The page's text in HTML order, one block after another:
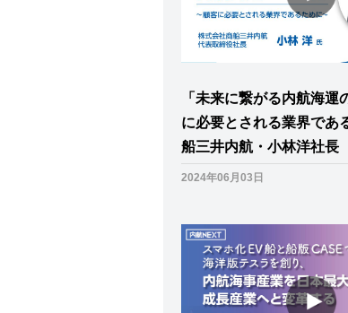
「未来に繋がる内航海運
に必要とされる業界であ
船三井内航・小林洋社長
2024年06月03日